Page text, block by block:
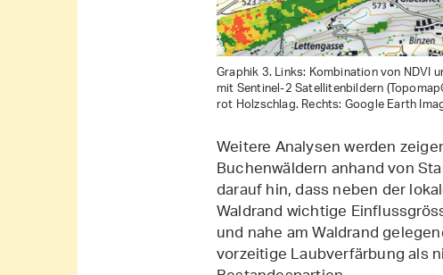
Graphik 3. Links: Kombination von
mit Sentinel-2 Satellitenbildern
rot Holzschlag. Rechts: Google Earth
Weitere Analysen werden
Buchenwäldern anhand von
darauf hin, dass neben der
Waldrand wichtige
und nahe am Waldrand
vorzeitige Laubverfärbung als